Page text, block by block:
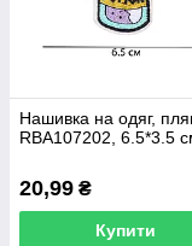
Нашивка на одяг,
RBA107202, 6.5*3.5
20,99 ₴
Купити